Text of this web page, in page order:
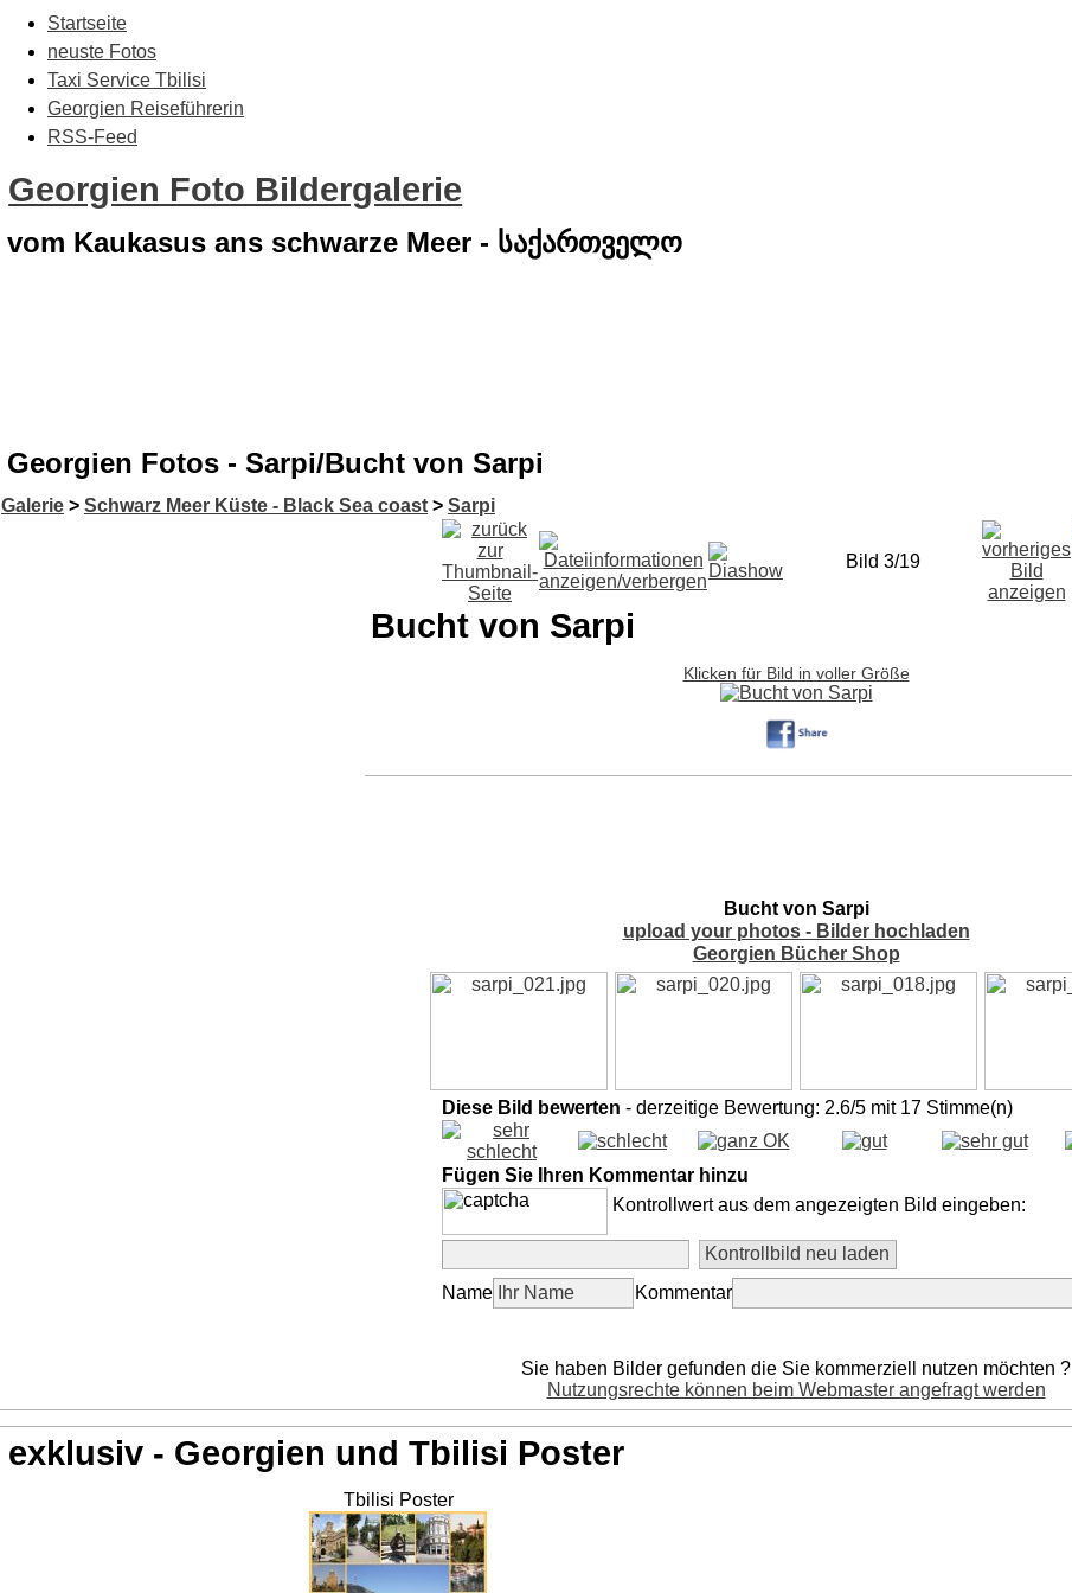
Startseite
neuste Fotos
Taxi Service Tbilisi
Georgien Reiseführerin
RSS-Feed
Georgien Foto Bildergalerie
vom Kaukasus ans schwarze Meer - საქართველო
Georgien Fotos - Sarpi/Bucht von Sarpi
Galerie > Schwarz Meer Küste - Black Sea coast > Sarpi
Bild 3/19
Bucht von Sarpi
Klicken für Bild in voller Größe
Bucht von Sarpi
upload your photos - Bilder hochladen
Georgien Bücher Shop
Diese Bild bewerten - derzeitige Bewertung: 2.6/5 mit 17 Stimme(n)
Fügen Sie Ihren Kommentar hinzu
Kontrollwert aus dem angezeigten Bild eingeben:
Name Kommentar
Sie haben Bilder gefunden die Sie kommerziell nutzen möchten ?
Nutzungsrechte können beim Webmaster angefragt werden
exklusiv - Georgien und Tbilisi Poster
Tbilisi Poster